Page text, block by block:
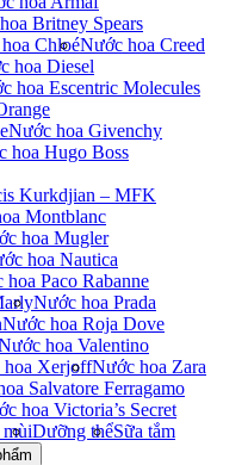
Britney Spears
ChloéNước hoa Creed
hoa Diesel
hoa Escentric Molecules
Nước hoa Givenchy
hoa Hugo Boss
Kurkdjian – MFK
Montblanc
hoa Mugler
hoa Nautica
hoa Paco Rabanne
Nước hoa Prada
Nước hoa Roja Dove
hoa Valentino
hoa XerjoffNước hoa Zara
Salvatore Ferragamo
hoa Victoria’s Secret
Dưỡng thểSữa tắm